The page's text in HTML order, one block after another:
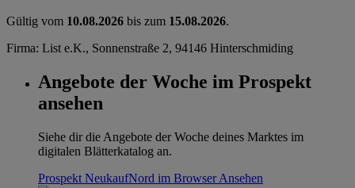
Gültig vom 10.08.2026 bis zum 15.08.2026.
Firma: List e.K., Sonnenstraße 2, 94146 Hinterschmiding
Angebote der Woche im Prospekt
ansehen
Siehe dir die Angebote der Woche deines Marktes im
digitalen Blätterkatalog an.
Prospekt NeukaufNord im BrowserAnsehen